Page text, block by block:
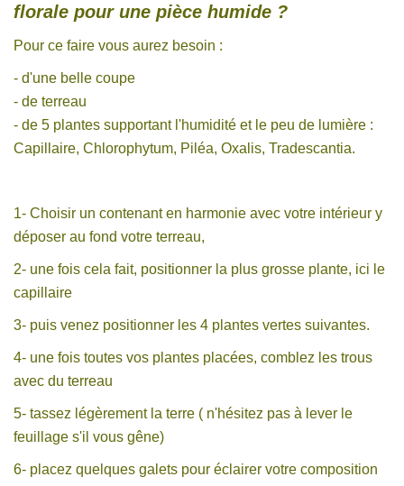
florale pour une pièce humide ?
Pour ce faire vous aurez besoin :
- d'une belle coupe
- de terreau
- de 5 plantes supportant l'humidité et le peu de lumière :
Capillaire, Chlorophytum, Piléa, Oxalis, Tradescantia.
1- Choisir un contenant en harmonie avec votre intérieur y
déposer au fond votre terreau,
2- une fois cela fait, positionner la plus grosse plante, ici le
capillaire
3- puis venez positionner les 4 plantes vertes suivantes.
4- une fois toutes vos plantes placées, comblez les trous
avec du terreau
5- tassez légèrement la terre ( n'hésitez pas à lever le
feuillage s'il vous gêne)
6- placez quelques galets pour éclairer votre composition